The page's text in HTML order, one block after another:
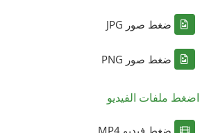
ضغط صور JPG
ضغط صور PNG
اضغط ملفات الفيديو
ضغط فيديو MP4